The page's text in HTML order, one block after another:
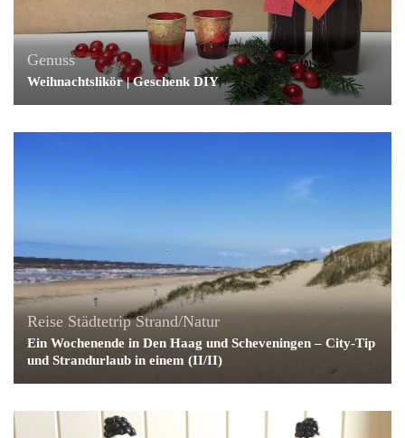
Genuss
Weihnachtslikör | Geschenk DIY
Reise Städtetrip Strand/Natur
Ein Wochenende in Den Haag und Scheveningen – City-Tip
und Strandurlaub in einem (II/II)